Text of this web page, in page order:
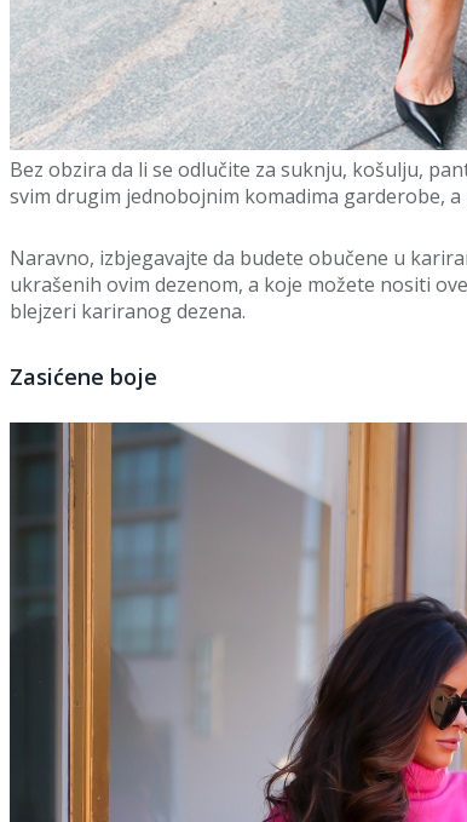
Bez obzira da li se odlučite za suknju, košulju,
svim drugim jednobojnim komadima garderobe,
Naravno, izbjegavajte da budete obučene u
ukrašenih ovim dezenom, a koje možete nositi
blejzeri kariranog dezena.
Zasićene boje